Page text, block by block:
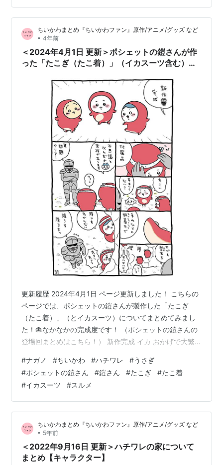
擬態型か～？ そのお米も噛めば甘いんだよ 友好型か……
なんだそりゃ～？ 「ともだち」だったのか!? だめだ 「ま
ちおか」…ちいかわまとめ『ちいかわファン』原作/アニメ/グッズ など
• 4年前
＜2024年4月1日 更新＞ポシェットの鎧さんが作
った「たこぎ（たこ着）」（イカスーツ含む）ま
更新履歴 2024年4月1日 ページ更新しました！ こちらの
ページでは、ポシェットの鎧さんが製作した「たこぎ
（たこ着）」（とイカスーツ）についてまとめてみまし
た！🐙なかなかの完成度です！ （ポシェットの鎧さんの
登場回まとめはこちら！） 新作完成 イカ おかげで大繁
（🕴） ※こちらで設定した見出しも含まれています。予め
ご了承ください。 新作完成 【2022/6/2】 パジャマとか
レインコートとかたくさん作ってきたので、サイズ感も
一発でつかめるようになっていますね！吸盤まで再現し
ているとは…ポシェットの鎧さんすごい！ うさぎ、早速
吸盤を使いこ…
#ナガノ #ちいかわ #ハチワレ #うさぎ
#ポシェットの鎧さん #鎧さん #たこぎ #たこ着
#イカスーツ #スルメ
ちいかわまとめ『ちいかわファン』原作/アニメ/グッズ など
• 5年前
＜2022年9月16日 更新＞ハチワレの家について
まとめ【キャラクター】